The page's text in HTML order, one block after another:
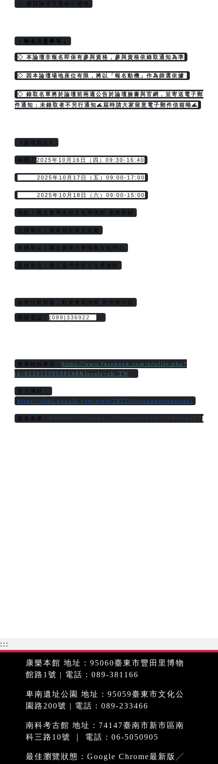
◇ 參與論壇可獲得小禮物
｜報名注意事項｜
◇ 本論壇非報名即保有參與資格，參與資格依錄取通知為準
◇ 因本論壇場地座位有限，將以「報名動機」作為篩選依據
◇ 錄取名單將於論壇前兩週公告於論壇臉書與官網，並寄送電子郵
件通知；未錄取者不另行通知🌊屆時請大家留意電子郵件信箱呦🌊
【論壇資訊】
時間｜ 2025年10月16日（四）09:30-16:40
2025年10月17日（五）09:00-17:00
2025年10月18日（六）09:00-15:00
地點｜國立臺灣史前文化博物館 康樂本館
主辦單位｜臺東縣政府文化處
承辦單位｜國立臺東大學南島文化中心
協辦單位｜國立臺灣史前文化博物館
如有任何問題，歡迎來電詢問 助理林小姐
聯絡電話： (089)336922
臉書粉絲專頁： https://www.facebook.com/profile.php?
id=61561339508548&locale=zh_TW
官方網站：
https://sites.google.com/view/2025taitungaustronesian/
報名表單：
:::
康樂本館 地址：95060臺東市豐田里博物
館路1號 | 電話：089-381166
卑南遺址公園 地址：95059臺東市文化公
園路200號 | 電話：089-233466
南科考古館 地址：74147臺南市新市區南
科三路10號 ｜ 電話：06-5050905
最佳瀏覽狀態：Google Chrome最新版╱